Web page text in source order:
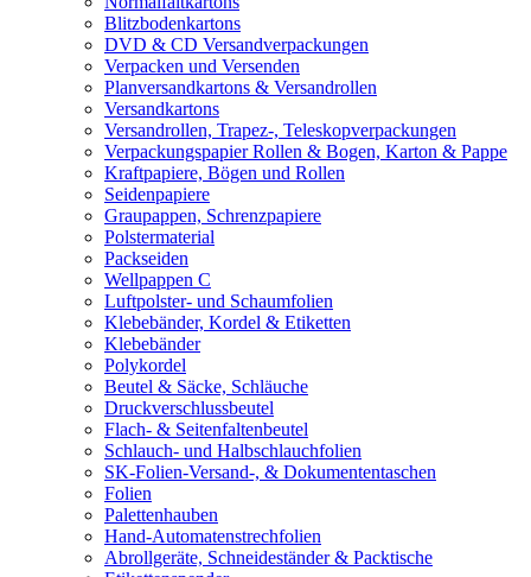
Blitzbodenkartons
DVD & CD Versandverpackungen
Verpacken und Versenden
Planversandkartons & Versandrollen
Versandkartons
Versandrollen, Trapez-, Teleskopverpackungen
Verpackungspapier Rollen & Bogen, Karton & Pappe
Kraftpapiere, Bögen und Rollen
Seidenpapiere
Graupappen, Schrenzpapiere
Polstermaterial
Packseiden
Wellpappen C
Luftpolster- und Schaumfolien
Klebebänder, Kordel & Etiketten
Klebebänder
Polykordel
Beutel & Säcke, Schläuche
Druckverschlussbeutel
Flach- & Seitenfaltenbeutel
Schlauch- und Halbschlauchfolien
SK-Folien-Versand-, & Dokumententaschen
Folien
Palettenhauben
Hand-Automatenstrechfolien
Abrollgeräte, Schneideständer & Packtische